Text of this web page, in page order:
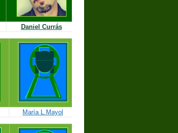
Daniel Currás
María L.Mayol